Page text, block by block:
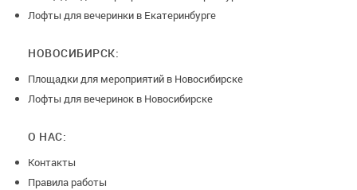
Лофты для вечеринки в Екатеринбурге
НОВОСИБИРСК:
Площадки для мероприятий в Новосибирске
Лофты для вечеринок в Новосибирске
О НАС:
Контакты
Правила работы